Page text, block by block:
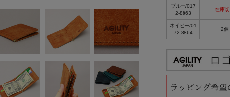
ブルー/017
2-8863
在庫切
ネイビー/01
72-8864
2個